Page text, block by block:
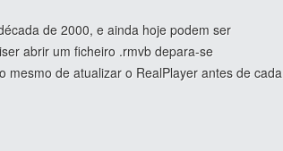
de 2000, e ainda hoje podem ser
abrir um ficheiro .rmvb depara-se
de atualizar o RealPlayer antes de cada